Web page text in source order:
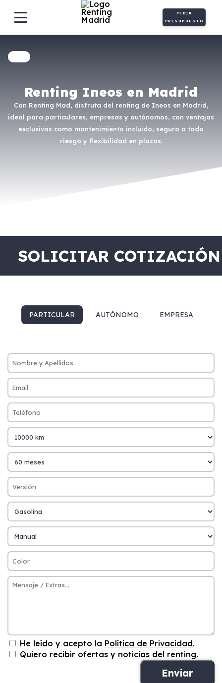
PEDIR
PRESUPUESTO
Renting Ineos en Madrid
Con Renting Mad, disfruta del renting de Ineos en Madrid,
ideal para particulares, empresas y autónomos, con ventajas
exclusivas como mantenimiento incluido, seguro a todo
riesgo y flexibilidad en plazos.
SOLICITAR COTIZACIÓN
PARTICULAR AUTÓNOMO EMPRESA
He leído y acepto la Política de Privacidad.
Quiero recibir ofertas y noticias del renting.